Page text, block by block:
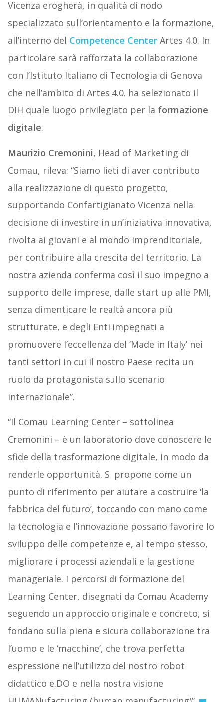
Vicenza erogherà, in qualità di nodo
specializzato sull’orientamento e la formazione,
all’interno del Competence CenterArtes 4.0. In
particolare sarà rafforzata la collaborazione
con l’Istituto Italiano di Tecnologia di Genova
che nell’ambito di Artes 4.0. ha selezionato il
DIH quale luogo privilegiato per la formazione
digitale.
Maurizio Cremonini, Head of Marketing di
Comau, rileva: “Siamo lieti di aver contributo
alla realizzazione di questo progetto,
supportando Confartigianato Vicenza nella
decisione di investire in un’iniziativa innovativa,
rivolta ai giovani e al mondo imprenditoriale,
per contribuire alla crescita del territorio. La
nostra azienda conferma così il suo impegno a
supporto delle imprese, dalle start up alle PMI,
senza dimenticare le realtà ancora più
strutturate, e degli Enti impegnati a
promuovere l’eccellenza del ‘Made in Italy’ nei
tanti settori in cui il nostro Paese recita un
ruolo da protagonista sullo scenario
internazionale”.
“Il Comau Learning Center – sottolinea
Cremonini – è un laboratorio dove conoscere le
sfide della trasformazione digitale, in modo da
renderle opportunità. Si propone come un
punto di riferimento per aiutare a costruire ‘la
fabbrica del futuro’, toccando con mano come
la tecnologia e l’innovazione possano favorire lo
sviluppo delle competenze e, al tempo stesso,
migliorare i processi aziendali e la gestione
manageriale. I percorsi di formazione del
Learning Center, disegnati da Comau Academy
seguendo un approccio originale e concreto, si
fondano sulla piena e sicura collaborazione tra
l’uomo e le ‘macchine’, che trova perfetta
espressione nell’utilizzo del nostro robot
didattico e.DO e nella nostra visione